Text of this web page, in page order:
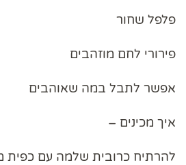
פלפל שחור
פירורי לחם מוזהבים
אפשר לתבל במה שאוהבים
איך מכינים –
להרתיח כרובית שלמה עם כפית